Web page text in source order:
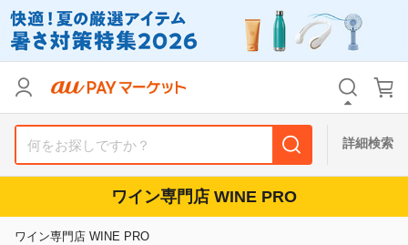
詳細検索
ワイン専門店 WINE PRO
ワイン専門店 WINE PRO
支払い方法
リセット
支払い方法